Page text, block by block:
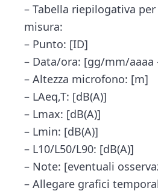
– Tabella riepilogativa
misura:
– Punto: [ID]
– Data/ora: [gg/mm/aaaa
– Altezza microfono: [m]
– LAeq,T: [dB(A)]
– Lmax: [dB(A)]
– Lmin: [dB(A)]
– L10/L50/L90: [dB(A)]
– Note: [eventuali
– Allegare grafici